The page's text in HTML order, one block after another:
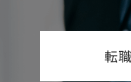
転